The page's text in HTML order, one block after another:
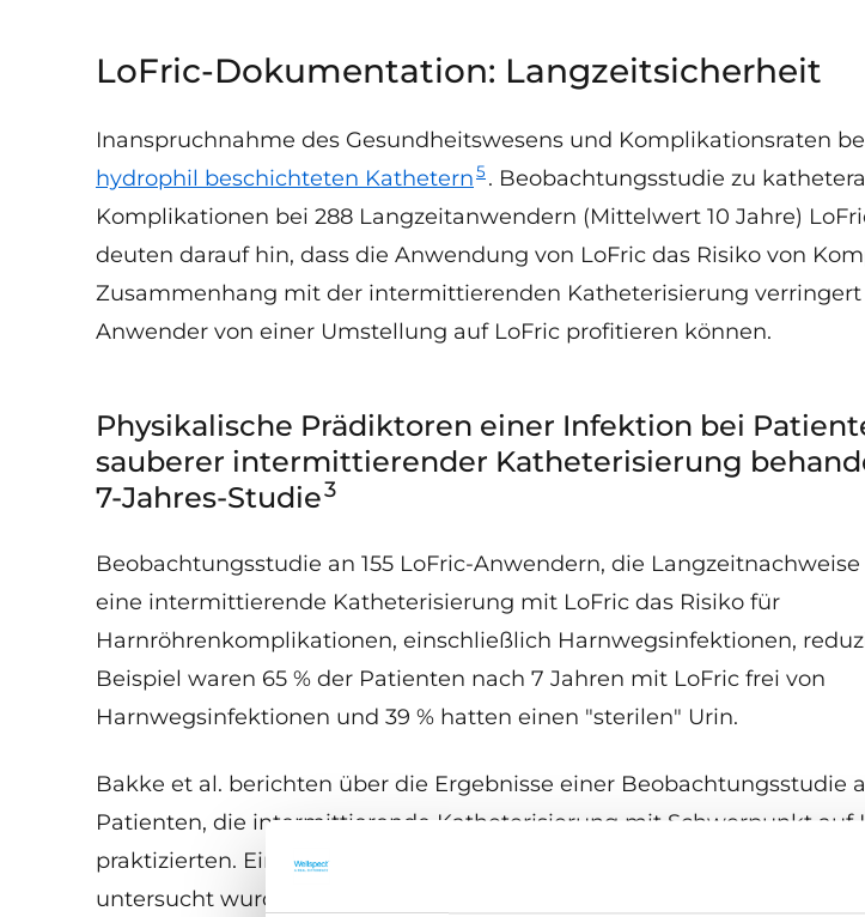
LoFric-Dokumentation: Langzeitsicherheit
Inanspruchnahme des Gesundheitswesens und Komplikationsraten
hydrophil beschichteten Kathetern5 . Beobachtungsstudie zu
Komplikationen bei 288 Langzeitanwendern (Mittelwert 10 Jahre)
deuten darauf hin, dass die Anwendung von LoFric das Risiko von
Zusammenhang mit der intermittierenden Katheterisierung verringert
Anwender von einer Umstellung auf LoFric profitieren können.
Physikalische Prädiktoren einer Infektion bei
sauberer intermittierender Katheterisierung
7-Jahres-Studie3
Beobachtungsstudie an 155 LoFric-Anwendern, die
eine intermittierende Katheterisierung mit LoFric das Risiko für
Harnröhrenkomplikationen, einschließlich Harnwegsinfektionen,
Beispiel waren 65 % der Patienten nach 7 Jahren mit LoFric frei von
Harnwegsinfektionen und 39 % hatten einen "sterilen" Urin.
Bakke et al. berichten über die Ergebnisse einer Beobachtungsstudie
Patienten, die intermittierende Katheterisierung mit Schwerpunkt auf
praktizierten. Eine erste Stichprobe von 302 Patienten, die bereits vor 7
untersucht wurden, wurde zu einer erneuten Teilnahme aufgeboten.